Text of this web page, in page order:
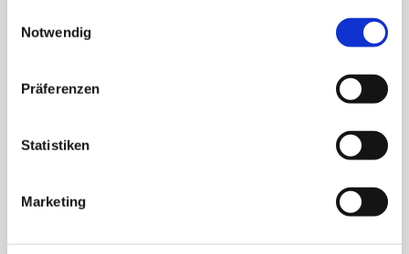
Notwendig
Präferenzen
Statistiken
Marketing
Maschinist / Baggerfahrer (m/w/d)
Baustellen
Bedienung moderner Baumaschinen auf Tief-,